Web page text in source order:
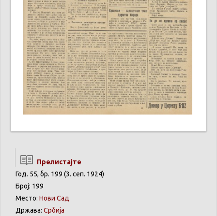
Прелистајте
Год. 55, бр. 199 (3. сеп. 1924)
Број: 199
Место: Нови Сад
Држава: Србија